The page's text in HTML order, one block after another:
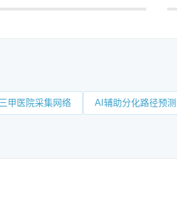
甲医院采集网络 AI辅助分化路径预